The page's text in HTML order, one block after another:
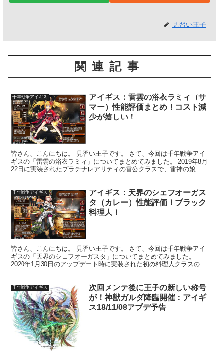
見習い王子
関連記事
千年戦争アイギス
アイギス：雷雲の浴衣ラミィ（サ
マー）性能評価まとめ！コスト減
少が嬉しい！
皆さん、こんにちは。 見習い王子です。 さて、今回は千年戦争アイ
ギスの「雷雲の浴衣ラミィ」についてまとめてみました。 2019年8月
22日に実装されたプラチナレアリティの雷公クラスで、雷神の娘ラ
千年戦争アイギス
アイギス：天界のシェフオーガス
タ（カレー）性能評価！ブラック
料理人！
皆さん、こんにちは。 見習い王子です。 さて、今回は千年戦争アイ
ギスの「天界のシェフオーガスタ」についてまとめてみました。
2020年1月30日のアップデート時に実装された初の料理人クラスのブ
千年戦争アイギス
次回メンテ後に王子の新しい称号
が！神獣ガルダ降臨開催：アイギ
ス18/11/08アプデ予告